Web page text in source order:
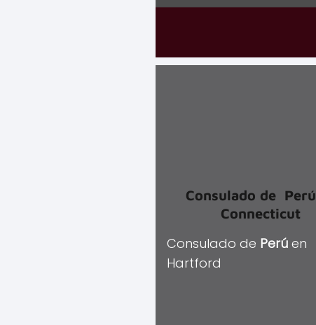
Consulado de Perú
Connecticut
Consulado de Perú en
Hartford